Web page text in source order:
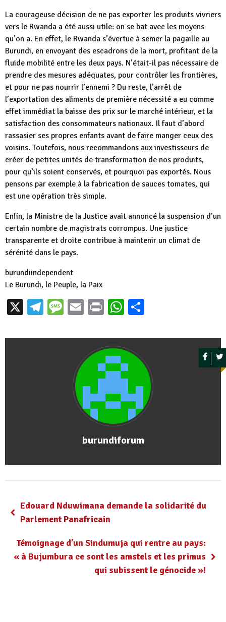
La courageuse décision de ne pas exporter les produits vivriers
vers le Rwanda a été aussi utile: on se bat avec les moyens
qu’on a. En effet, le Rwanda s’évertue à semer la pagaille au
Burundi, en envoyant des escadrons de la mort, profitant de la
fluide mobilité entre les deux pays. N’était-il pas nécessaire de
prendre des mesures adéquates, pour contrôler les frontières,
et pour ne pas nourrir l’ennemi ? Du reste, l’arrêt de
l’exportation des aliments de première nécessité a eu comme
effet immédiat la baisse des prix sur le marché intérieur, et la
satisfaction des consommateurs nationaux. Il faut d’abord
rassasier ses propres enfants avant de faire manger ceux des
voisins. Toutefois, nous recommandons aux investisseurs de
créer de petites unités de transformation de nos produits,
pour qu’ils soient conservés, et pourquoi pas exportés. Nous
pensons par exemple à la fabrication de sauces tomates, qui
est une opération très simple.
Enfin, la Ministre de la Justice avait annoncé la suspension d’un
certain nombre de magistrats corrompus. Une justice
transparente et droite contribue à maintenir un climat de
sérénité dans le pays.
burundiindependent
Le Burundi, le Peuple, la Paix
X Telegram
Message
EmailPrintWhatsApp
burundiforum
Edouard Nduwimana demande la solidarité du
Parlement Panafricain
Témoignage d’un Sindumuja qui rentre au pays:
« à Bujumbura ce sont les amstels et les primus
qui subissent le génocide »!